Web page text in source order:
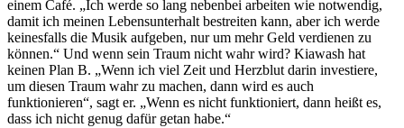
einem Café. „Ich werde so lang nebenbei arbeiten wie notwendig,
damit ich meinen Lebensunterhalt bestreiten kann, aber ich werde
keinesfalls die Musik aufgeben, nur um mehr Geld verdienen zu
können.“ Und wenn sein Traum nicht wahr wird? Kiawash hat
keinen Plan B. „Wenn ich viel Zeit und Herzblut darin investiere,
um diesen Traum wahr zu machen, dann wird es auch
funktionieren“, sagt er. „Wenn es nicht funktioniert, dann heißt es,
dass ich nicht genug dafür getan habe.“